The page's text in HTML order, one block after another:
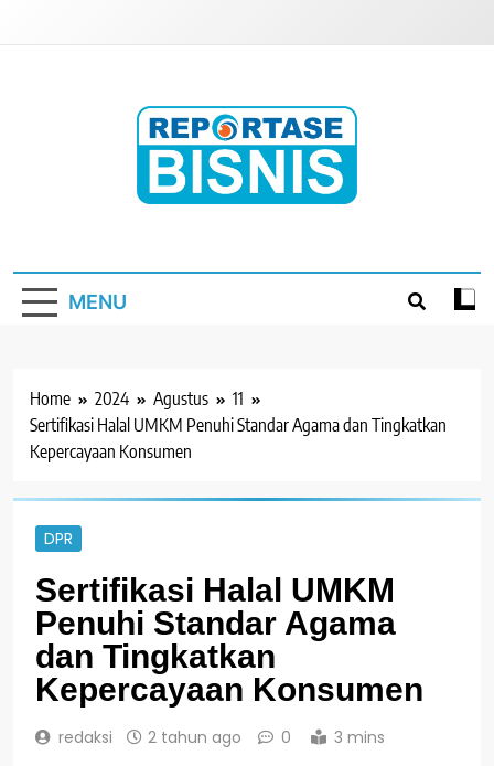
MENU
Home 2024 Agustus
11
Sertifikasi Halal UMKM Penuhi Standar Agama dan Tingkatkan
Kepercayaan Konsumen
DPR
Sertifikasi Halal UMKM
Penuhi Standar Agama
dan Tingkatkan
Kepercayaan Konsumen
redaksi 2 tahun ago 0 3 mins